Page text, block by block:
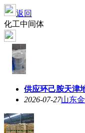
返回
化工中间体
供应环己胺天津
2026-07-27山东